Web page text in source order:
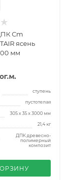
Cm
ясень
мм
ступень
пустотелая
305 х 35 х 3000 мм
21,4 кг
ДПК древесно-
полимерный
композит